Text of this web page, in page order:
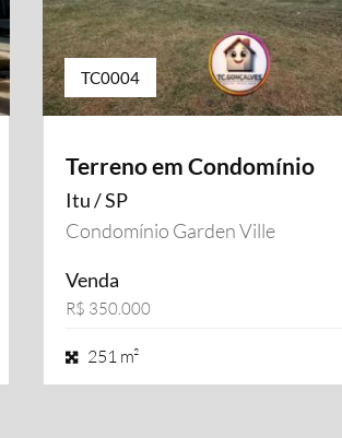
TC0004
Terreno em Condomínio
Itu / SP
Condomínio Garden Ville
Venda
R$ 350.000
251 m²